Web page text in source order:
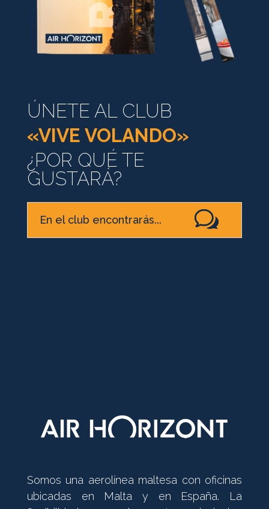
ÚNETE AL CLUB
«VIVE VOLANDO»
¿POR QUÉ TE
GUSTARÁ?
En el club encontrarás...
Somos una aerolínea maltesa con oficinas
ubicadas en Malta y en España. La